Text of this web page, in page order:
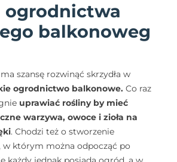
ogrodnictwa
balkonoweg
szansę rozwinąć skrzydła w
ogrodnictwo balkonowe. Co raz
uprawiać rośliny by mieć
warzywa, owoce i zioła na
. Chodzi też o stworzenie
w którym można odpocząć po